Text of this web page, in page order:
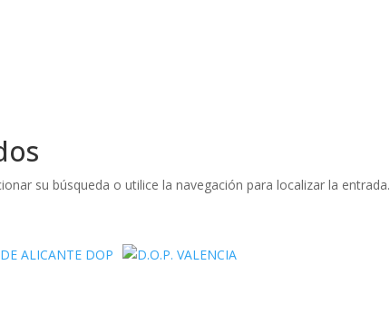
su búsqueda o utilice la navegación para localizar la entrada.